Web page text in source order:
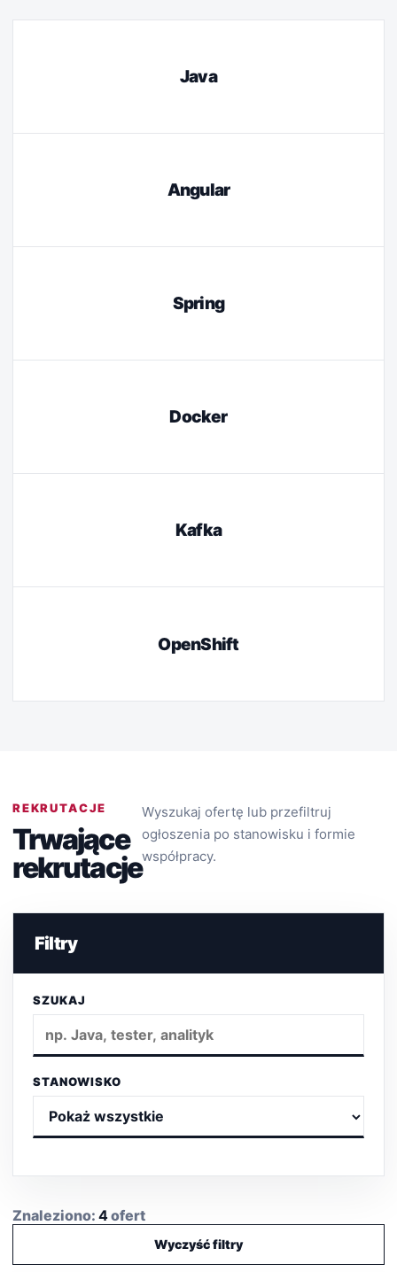
Java
Angular
Spring
Docker
Kafka
OpenShift
REKRUTACJE
Trwające
rekrutacje
Wyszukaj ofertę lub przefiltruj
ogłoszenia po stanowisku i formie
współpracy.
Filtry
SZUKAJ
STANOWISKO
Znaleziono: 4ofert
Wyczyść filtry